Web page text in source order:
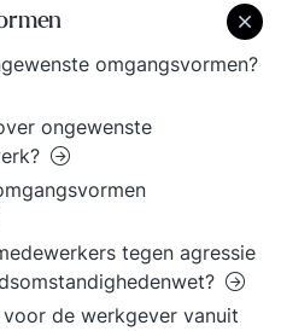
omgangsvormen?
ongewenste
tegen agressie
de werkgever vanuit